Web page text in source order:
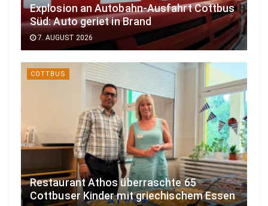
Explosion an Autobahn-Ausfahrt Cottbus
Süd: Auto geriet in Brand
7. AUGUST 2026
COTTBUS
Restaurant Athos überraschte 65
Cottbuser Kinder mit griechischem Essen